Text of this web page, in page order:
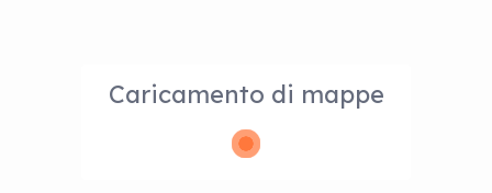
Caricamento di mappe